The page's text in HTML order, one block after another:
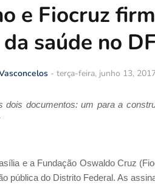
e Fiocruz
saúde no
- terça-feira, junho 13,
dois documentos: um para a
e a Fundação Oswaldo Cruz
pública do Distrito Federal. As